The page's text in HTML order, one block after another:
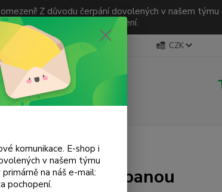
Z důvodu čerpání dovolených v našem
Děkujeme za pochopení.
CZK
3x2m na malou kopanou
na malou kopanou
komunikace. E-shop i
v našem týmu
na náš e-mail:
pochopení.